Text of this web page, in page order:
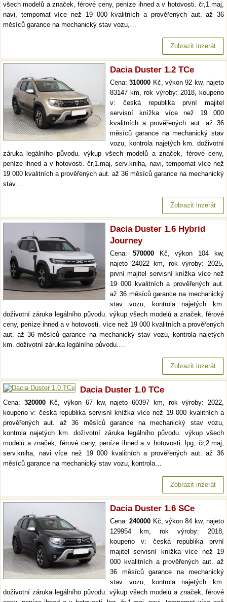
všech modelů a značek, férové ceny, peníze ihned a v hotovosti. čr,1.maj,
navi, tempomat více než 19 000 kvalitních a prověřených aut. až 36
měsíců garance na mechanický stav vozu,…
Zobrazit inzerát
Dacia Duster 1.2 TCe
Cena:310000 Kč, výkon 92 kw, najeto
83147 km, rok výroby: 2018, koupeno
v: česká republika první majitel
servisní knížka více než 19 000
kvalitních a prověřených aut. až 36
měsíců garance na mechanický stav
vozu, kontrola najetých km. doživotní
záruka legálního původu. výkup všech modelů a značek, férové ceny,
peníze ihned a v hotovosti. čr,1.maj, serv.kniha, navi, tempomat více než
19 000 kvalitních a prověřených aut. až 36 měsíců garance na mechanický
stav…
Zobrazit inzerát
Dacia Duster 1.6 Hybrid
Journey
Cena: 570000Kč, výkon 104 kw,
najeto 24022 km, rok výroby: 2025,
první majitel servisní knížka více než
19 000 kvalitních a prověřených aut.
až 36 měsíců garance na mechanický
stav vozu, kontrola najetých km.
doživotní záruka legálního původu. výkup všech modelů a značek, férové
ceny, peníze ihned a v hotovosti. více než 19 000 kvalitních a prověřených
aut. až 36 měsíců garance na mechanický stav vozu, kontrola najetých
km. doživotní záruka legálního původu.…
Zobrazit inzerát
Dacia Duster 1.0 TCe
Cena: 320000Kč, výkon 67 kw, najeto 60397 km, rok výroby: 2022,
koupeno v: česká republika servisní knížka více než 19 000 kvalitních a
prověřených aut. až 36 měsíců garance na mechanický stav vozu,
kontrola najetých km. doživotní záruka legálního původu. výkup všech
modelů a značek, férové ceny, peníze ihned a v hotovosti. lpg, čr,2.maj,
serv.kniha, navi více než 19 000 kvalitních a prověřených aut. až 36
měsíců garance na mechanický stav vozu, kontrola…
Zobrazit inzerát
Dacia Duster 1.6 SCe
Cena:240000 Kč, výkon 84 kw, najeto
129954 km, rok výroby: 2018,
koupeno v: česká republika první
majitel servisní knížka více než 19
000 kvalitních a prověřených aut. až
36 měsíců garance na mechanický
stav vozu, kontrola najetých km.
doživotní záruka legálního původu. výkup všech modelů a značek, férové